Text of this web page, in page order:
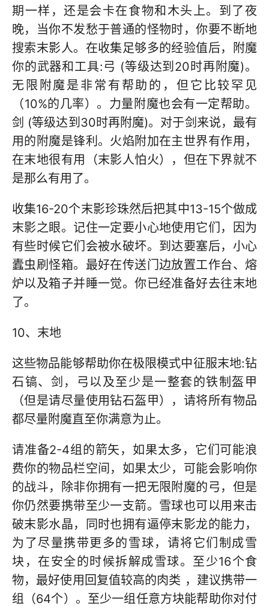
期一样，还是会卡在食物和木头上。到了夜
晚，当你不发愁于普通的怪物时，你要不断地
搜索末影人。在收集足够多的经验值后，附魔
你的武器和工具:弓 (等级达到20时再附魔)。
无限附魔是非常有帮助的，但它比较罕见
（10%的几率）。力量附魔也会有一定帮助。
剑 (等级达到30时再附魔)。对于剑来说，最有
用的附魔是锋利。火焰附加在主世界有作用，
在末地很有用（末影人怕火），但在下界就不
是那么有用了。
收集16-20个末影珍珠然后把其中13-15个做成
末影之眼。记住一定要小心地使用它们，因为
有些时候它们会被水破坏。到达要塞后，小心
蠹虫刷怪箱。最好在传送门边放置工作台、熔
炉以及箱子并睡一觉。你已经准备好去往末地
了。
10、末地
这些物品能够帮助你在极限模式中征服末地:钻
石镐、剑，弓以及至少是一整套的铁制盔甲
（但是请尽量使用钻石盔甲），请将所有物品
都尽量附魔直至你满意为止。
请准备2-4组的箭矢，如果太多，它们可能浪
费你的物品栏空间，如果太少，可能会影响你
的战斗，除非你拥有一把无限附魔的弓，但是
你仍然要携带至少一支箭。雪球也可以用来击
破末影水晶，同时也拥有逼停末影龙的能力，
为了尽量携带更多的雪球，请将它们制成雪
块，在安全的时候拆解成雪球。至少16个食
物，最好使用回复值较高的肉类 ，建议携带一
组（64个）。至少一组任意方块能帮助你对付